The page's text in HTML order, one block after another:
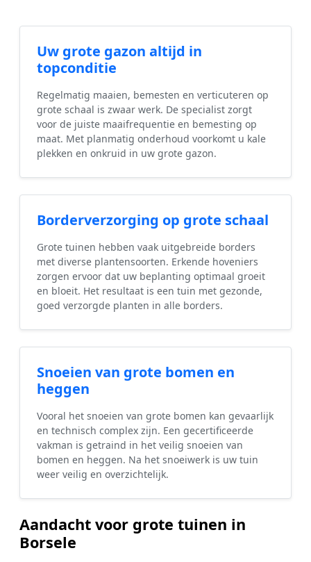
Uw grote gazon altijd in
topconditie
Regelmatig maaien, bemesten en verticuteren op
grote schaal is zwaar werk. De specialist zorgt
voor de juiste maaifrequentie en bemesting op
maat. Met planmatig onderhoud voorkomt u kale
plekken en onkruid in uw grote gazon.
Borderverzorging op grote schaal
Grote tuinen hebben vaak uitgebreide borders
met diverse plantensoorten. Erkende hoveniers
zorgen ervoor dat uw beplanting optimaal groeit
en bloeit. Het resultaat is een tuin met gezonde,
goed verzorgde planten in alle borders.
Snoeien van grote bomen en
heggen
Vooral het snoeien van grote bomen kan gevaarlijk
en technisch complex zijn. Een gecertificeerde
vakman is getraind in het veilig snoeien van
bomen en heggen. Na het snoeiwerk is uw tuin
weer veilig en overzichtelijk.
Aandacht voor grote tuinen in
Borsele